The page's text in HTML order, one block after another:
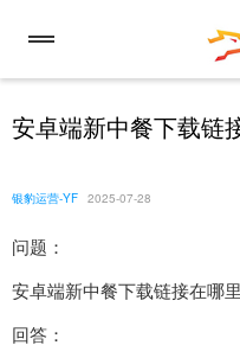
安卓端新中餐下载链
银豹运营-YF 2025-07-28
问题：
安卓端新中餐下载链接在哪
回答：